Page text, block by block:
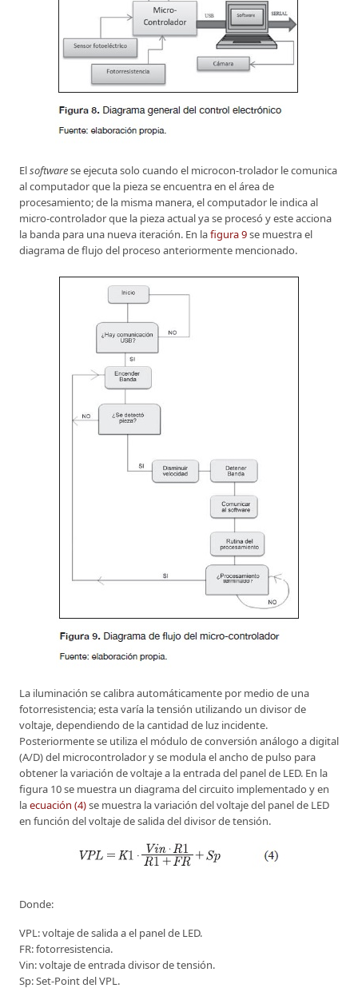
Elsoftwarese ejecuta solo cuando el microcon-trolador le comunica
al computador que la pieza se encuentra en el área de
procesamiento; de la misma manera, el computador le indica al
micro-controlador que la pieza actual ya se procesó y este acciona
la banda para una nueva iteración. En lafigura 9se muestra el
diagrama de flujo del proceso anteriormente mencionado.
La iluminación se calibra automáticamente por medio de una
fotorresistencia; esta varía la tensión utilizando un divisor de
voltaje, dependiendo de la cantidad de luz incidente.
Posteriormente se utiliza el módulo de conversión análogo a digital
(A/D) del microcontrolador y se modula el ancho de pulso para
obtener la variación de voltaje a la entrada del panel de LED. En la
figura 10 se muestra un diagrama del circuito implementado y en
laecuación (4)se muestra la variación del voltaje del panel de LED
en función del voltaje de salida del divisor de tensión.
Donde:
VPL: voltaje de salida a el panel de LED.
FR: fotorresistencia.
Vin: voltaje de entrada divisor de tensión.
Sp: Set-Point del VPL.